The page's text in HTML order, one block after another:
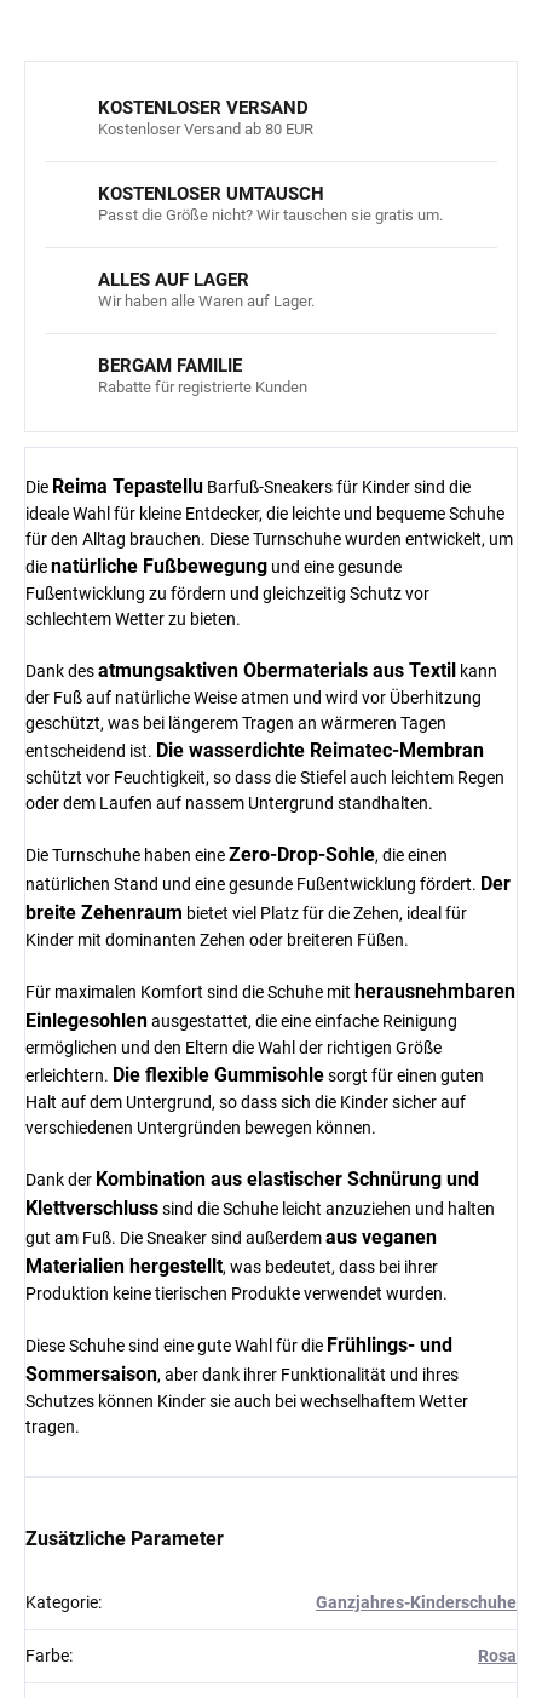
KOSTENLOSER VERSAND
Kostenloser Versand ab 80 EUR
KOSTENLOSER UMTAUSCH
Passt die Größe nicht? Wir tauschen sie gratis um.
ALLES AUF LAGER
Wir haben alle Waren auf Lager.
BERGAM FAMILIE
Rabatte für registrierte Kunden
Die Reima Tepastellu Barfuß-Sneakers für Kinder sind die
ideale Wahl für kleine Entdecker, die leichte und bequeme Schuhe
für den Alltag brauchen. Diese Turnschuhe wurden entwickelt, um
dienatürliche Fußbewegung und eine gesunde
Fußentwicklung zu fördern und gleichzeitig Schutz vor
schlechtem Wetter zu bieten.
Dank desatmungsaktiven Obermaterials aus Textil kann
der Fuß auf natürliche Weise atmen und wird vor Überhitzung
geschützt, was bei längerem Tragen an wärmeren Tagen
entscheidend ist. Die wasserdichte Reimatec-Membran
schützt vor Feuchtigkeit, so dass die Stiefel auch leichtem Regen
oder dem Laufen auf nassem Untergrund standhalten.
Die Turnschuhe haben eineZero-Drop-Sohle, die einen
natürlichen Stand und eine gesunde Fußentwicklung fördert. Der
breite Zehenraum bietet viel Platz für die Zehen, ideal für
Kinder mit dominanten Zehen oder breiteren Füßen.
Für maximalen Komfort sind die Schuhe mit herausnehmbaren
Einlegesohlenausgestattet, die eine einfache Reinigung
ermöglichen und den Eltern die Wahl der richtigen Größe
erleichtern. Die flexible Gummisohlesorgt für einen guten
Halt auf dem Untergrund, so dass sich die Kinder sicher auf
verschiedenen Untergründen bewegen können.
Dank der Kombination aus elastischer Schnürung und
Klettverschlusssind die Schuhe leicht anzuziehen und halten
gut am Fuß. Die Sneaker sind außerdemaus veganen
Materialien hergestellt, was bedeutet, dass bei ihrer
Produktion keine tierischen Produkte verwendet wurden.
Diese Schuhe sind eine gute Wahl für die Frühlings- und
Sommersaison, aber dank ihrer Funktionalität und ihres
Schutzes können Kinder sie auch bei wechselhaftem Wetter
tragen.
Zusätzliche Parameter
Kategorie: Ganzjahres-Kinderschuhe
Farbe: Rosa